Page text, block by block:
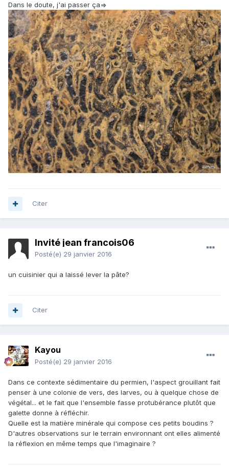
Dans le doute, j'ai passer ça=>
Citer
Invité jean francois06
Posté(e) 29 janvier 2016
un cuisinier qui a laissé lever la pâte?
Citer
Kayou
Posté(e) 29 janvier 2016
Dans ce contexte sédimentaire du permien, l'aspect grouillant fait
penser à une colonie de vers, des larves, ou à quelque chose de
végétal... et le fait que l'ensemble fasse protubérance plutôt que
galette donne à réfléchir.
Quelle est la matière minérale qui compose ces petits boudins ?
D'autres observations sur le terrain environnant ont elles alimenté
la réflexion en même temps que l'imaginaire ?